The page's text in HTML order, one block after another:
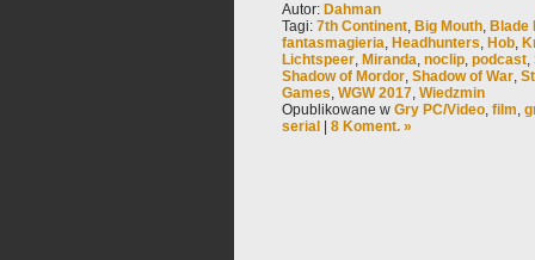
Autor: Dahman
Tagi: 7th Continent, Big Mouth, Blade
fantasmagieria, Headhunters, Hob,
Lichtspeer, Miranda, noclip, podcast,
Shadow of Mordor, Shadow of War,
Games, WGW 2017, Wiedzmin
Opublikowane w Gry PC/Video, film,
serial
8 Koment. »